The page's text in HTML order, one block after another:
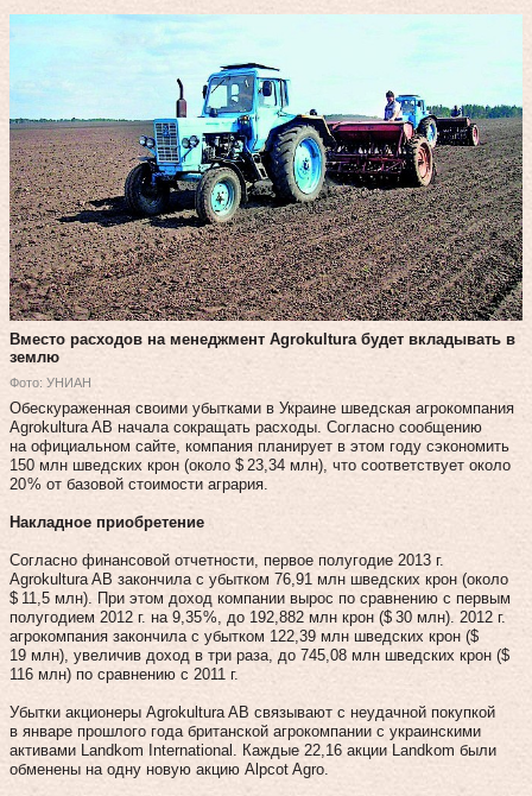
Вместо расходов на менеджмент Agrokultura будет вкладывать в
землю
Фото: УНИАН
Обескураженная своими убытками в Украине шведская агрокомпания
Agrokultura AB начала сокращать расходы. Согласно сообщению
на официальном сайте, компания планирует в этом году сэкономить
150 млн шведских крон (около $ 23,34 млн), что соответствует около
20 % от базовой стоимости агрария.
Накладное приобретение
Согласно финансовой отчетности, первое полугодие 2013 г.
Agrokultura AB закончила с убытком 76,91 млн шведских крон (около
$ 11,5 млн). При этом доход компании вырос по сравнению с первым
полугодием 2012 г. на 9,35 %, до 192,882 млн крон ($ 30 млн). 2012 г.
агрокомпания закончила с убытком 122,39 млн шведских крон ($
19 млн), увеличив доход в три раза, до 745,08 млн шведских крон ($
116 млн) по сравнению с 2011 г.
Убытки акционеры Agrokultura AB связывают с неудачной покупкой
в январе прошлого года британской агрокомпании с украинскими
активами Landkom International. Каждые 22,16 акции Landkom были
обменены на одну новую акцию Alpcot Agro.